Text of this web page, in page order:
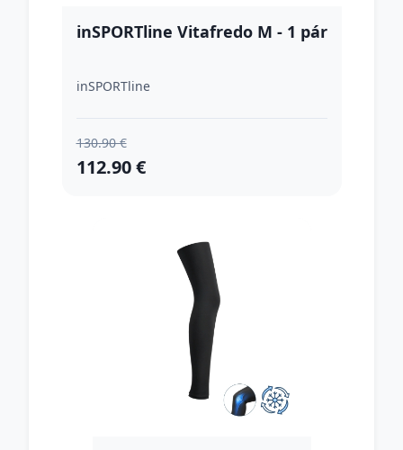
inSPORTline Vitafredo M - 1 pár
inSPORTline
130.90 €
112.90 €